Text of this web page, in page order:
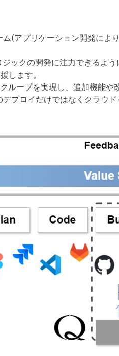
(アプリケーション開発に
ックの開発に注力できるよ
します。
ループを実現し、追加機能や
プロイだけではなくクラウ